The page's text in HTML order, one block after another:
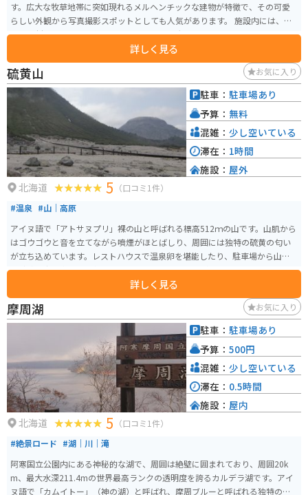
す。広大な牧草地帯に突如現れるメルヘンチックな建物が特徴で、その可愛
らしい外観から写真撮影スポットとしても人気があります。 施設内には、地
元の食材をふんだんに使ったレストランや、大空町の特産品を販売する売店
があります。レストランでは、網走管内産の小麦を使ったパンや、地元産の
牛乳を使ったソフトクリームなどが人気です。売店では、大空町の特産品で
あるハスカップを使ったお菓子や、地元産の野菜などが販売されています。
バイクで訪れる場合、道の駅の正面に広々とした駐車場があり、休憩場所と
しても最適です。周辺は広大な景色が広がり、ツーリングにもおすすめです。
特に、網走方面から知床方面へ抜ける国道391号線は、オホーツク海と広大な
牧草地帯を眺めながら走ることができる絶景ロードとして知られています。
詳しく見る
硫黄山 お気に入り
北海道 5 （口コミ1件）
#温泉 #山｜高原
アイヌ語で「アトサヌプリ」裸の山と呼ばれる標高512ｍの山です。山肌から
はゴウゴウと音を立てながら噴煙がほとばしり、周囲には独特の硫黄の匂い
が立ち込めています。レストハウスで温泉卵を堪能したり、駐車場から山裾
の砂礫を少し進むと噴気孔のすぐ近くまで行くことができます。噴火口には
黄色の硫黄の結晶がいくつも見られ、勢いよく噴気が上がる光景はとてもダ
イナミックです。
詳しく見る
駐車： 駐車場あり
予算： 無料
混雑： 少し空いている
滞在： 1時間
施設： 屋外
摩周湖 お気に入り
北海道 5 （口コミ1件）
#絶景ロード #湖｜川｜滝
阿寒国立公園内にある神秘的な湖で、周囲は絶壁に囲まれており、周囲20k
m、最大水深211.4mの世界最高ランクの透明度を誇るカルデラ湖です。アイ
ヌ語で「カムイトー」（神の湖）と呼ばれ、摩周ブルーと呼ばれる独特の深
駐車： 駐車場あり
予算： 500円
混雑： 少し空いている
滞在： 0.5時間
施設： 屋内